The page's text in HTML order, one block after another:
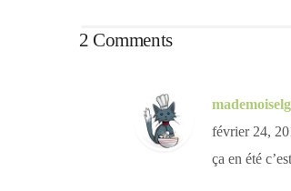
2 Comments
février 24,
ça en été